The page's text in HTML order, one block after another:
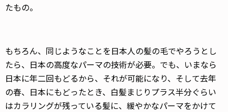
たもの。
もちろん、同じようなことを日本人の髪の毛でやろうとし
たら、日本の高度なパーマの技術が必要。でも、いまなら
日本に年二回もどるから、それが可能になり、そして去年
の春、日本にもどったとき、白髪まじりプラス半分ぐらい
はカラリングが残っている髪に、緩やかなパーマをかけて